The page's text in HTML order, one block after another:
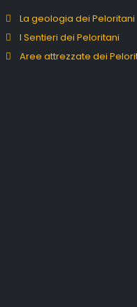
La geologia dei Peloritani
I Sentieri dei Peloritani
Aree attrezzate dei